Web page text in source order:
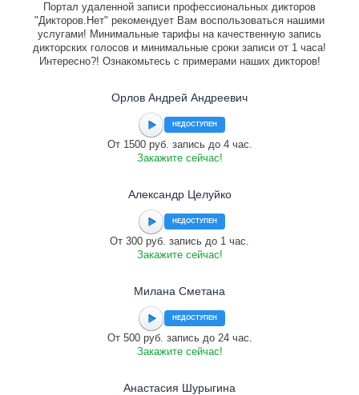
Портал удаленной записи профессиональных дикторов
"Дикторов.Нет" рекомендует Вам воспользоваться нашими
услугами! Минимальные тарифы на качественную запись
дикторских голосов и минимальные сроки записи от 1 часа!
Интересно?! Ознакомьтесь с примерами наших дикторов!
Орлов Андрей Андреевич
НЕДОСТУПЕН
От 1500 руб. запись до 4 час.
Закажите сейчас!
Александр Целуйко
НЕДОСТУПЕН
От 300 руб. запись до 1 час.
Закажите сейчас!
Милана Сметана
НЕДОСТУПЕН
От 500 руб. запись до 24 час.
Закажите сейчас!
Анастасия Шурыгина